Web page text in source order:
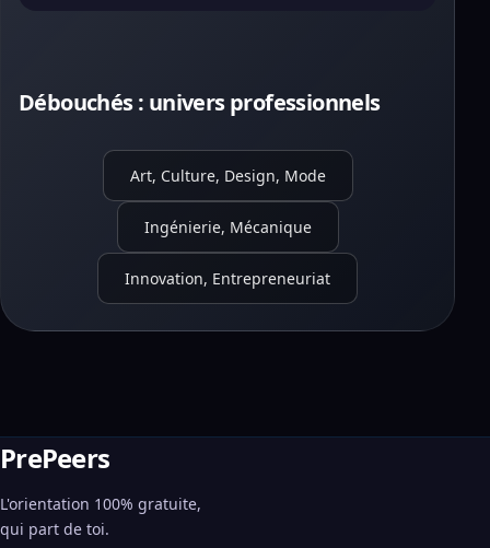
Débouchés : univers professionnels
Art, Culture, Design, Mode
Ingénierie, Mécanique
Innovation, Entrepreneuriat
PrePeers
L'orientation 100% gratuite,
qui part de toi.